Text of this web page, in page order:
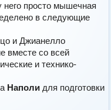
него просто мышечная
в следующие
и Джианелло
вместе со всей
и технико-
Наполи для подготовки